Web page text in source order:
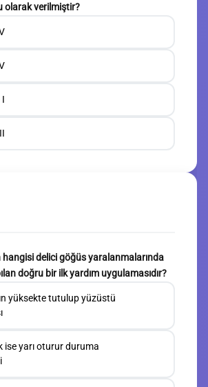
olarak verilmiştir?
I
hangisi delici göğüs yaralanmalarında
doğru bir ilk yardım uygulamasıdır?
yüksekte tutulup yüzüstü
ise yarı oturur duruma